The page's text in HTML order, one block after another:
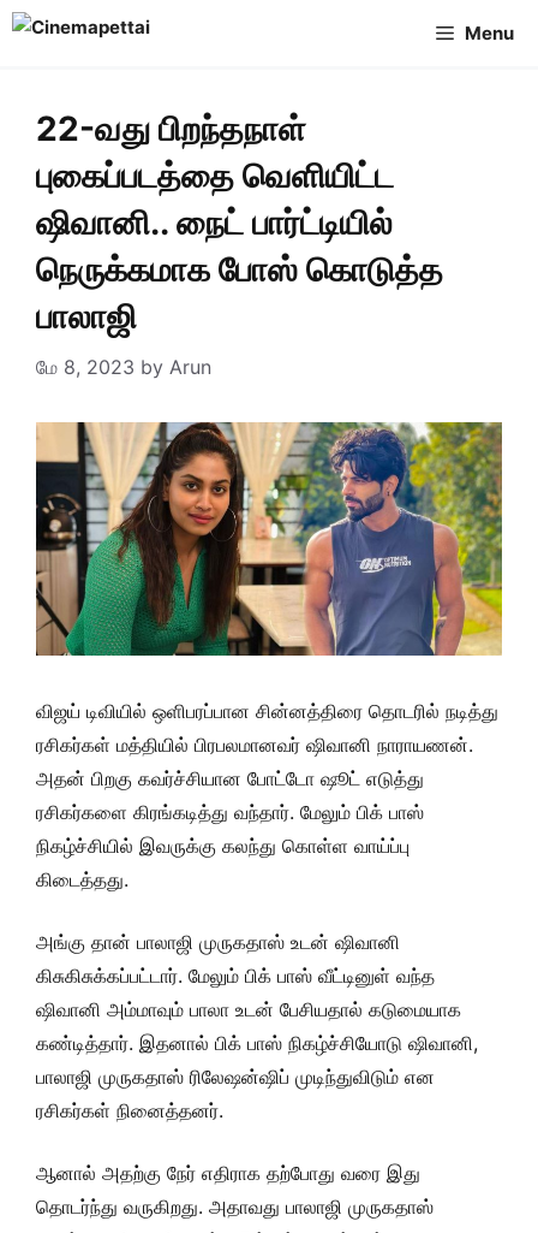
Skip
Menu
22-வது பிறந்தநாள்
புகைப்படத்தை வெளியிட்ட
ஷிவானி.. நைட் பார்ட்டியில்
நெருக்கமாக போஸ் கொடுத்த
பாலாஜி
மே 8, 2023 by Arun
விஜய் டிவியில் ஒளிபரப்பான சின்னத்திரை தொடரில் நடித்து
ரசிகர்கள் மத்தியில் பிரபலமானவர் ஷிவானி நாராயணன்.
அதன் பிறகு கவர்ச்சியான போட்டோ ஷூட் எடுத்து
ரசிகர்களை கிரங்கடித்து வந்தார். மேலும் பிக் பாஸ்
நிகழ்ச்சியில் இவருக்கு கலந்து கொள்ள வாய்ப்பு
கிடைத்தது.
அங்கு தான் பாலாஜி முருகதாஸ் உடன் ஷிவானி
கிசுகிசுக்கப்பட்டார். மேலும் பிக் பாஸ் வீட்டினுள் வந்த
ஷிவானி அம்மாவும் பாலா உடன் பேசியதால் கடுமையாக
கண்டித்தார். இதனால் பிக் பாஸ் நிகழ்ச்சியோடு ஷிவானி,
பாலாஜி முருகதாஸ் ரிலேஷன்ஷிப் முடிந்துவிடும் என
ரசிகர்கள் நினைத்தனர்.
ஆனால் அதற்கு நேர் எதிராக தற்போது வரை இது
தொடர்ந்து வருகிறது. அதாவது பாலாஜி முருகதாஸ்